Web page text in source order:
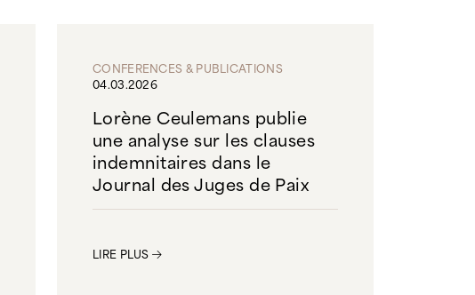
CONFERENCES & PUBLICATIONS
04.03.2026
Lorène Ceulemans publie
une analyse sur les clauses
indemnitaires dans le
Journal des Juges de Paix
LIRE PLUS